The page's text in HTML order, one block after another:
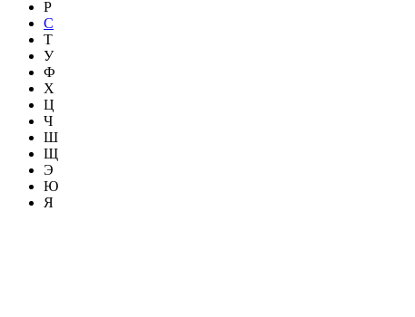
Р
С
Т
У
Ф
Х
Ц
Ч
Ш
Щ
Э
Ю
Я